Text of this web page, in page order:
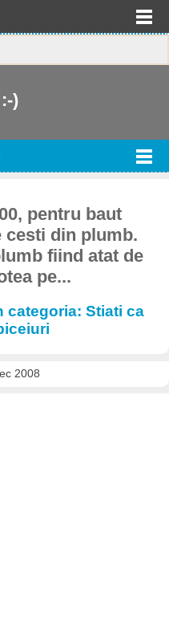
)
pentru baut
cesti din plumb.
fiind atat de
pe...
categoria: Stiati ca
2008